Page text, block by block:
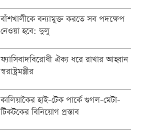
বাঁশখালীকে বন্যামুক্ত করতে সব পদক্ষেপ
নেওয়া হবে: দুলু
ফ্যাসিবাদবিরোধী ঐক্য ধরে রাখার আহ্বান
স্বরাষ্ট্রমন্ত্রীর
কালিয়াকৈর হাই-টেক পার্কে গুগল-মেটা-
টিকটকের বিনিয়োগ প্রস্তাব